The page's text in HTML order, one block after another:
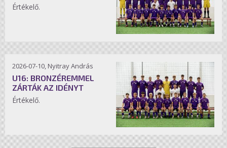
Értékelő.
2026-07-10, Nyitray András
U16: BRONZÉREMMEL
ZÁRTÁK AZ IDÉNYT
Értékelő.